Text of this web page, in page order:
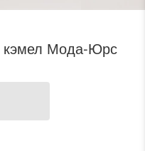
кэмел Мода-Юрс